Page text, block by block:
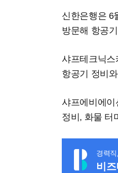
신한은행은 6
방문해 항공
샤프테크닉
항공기 정비
샤프에비에
정비, 화물 터
경력
비